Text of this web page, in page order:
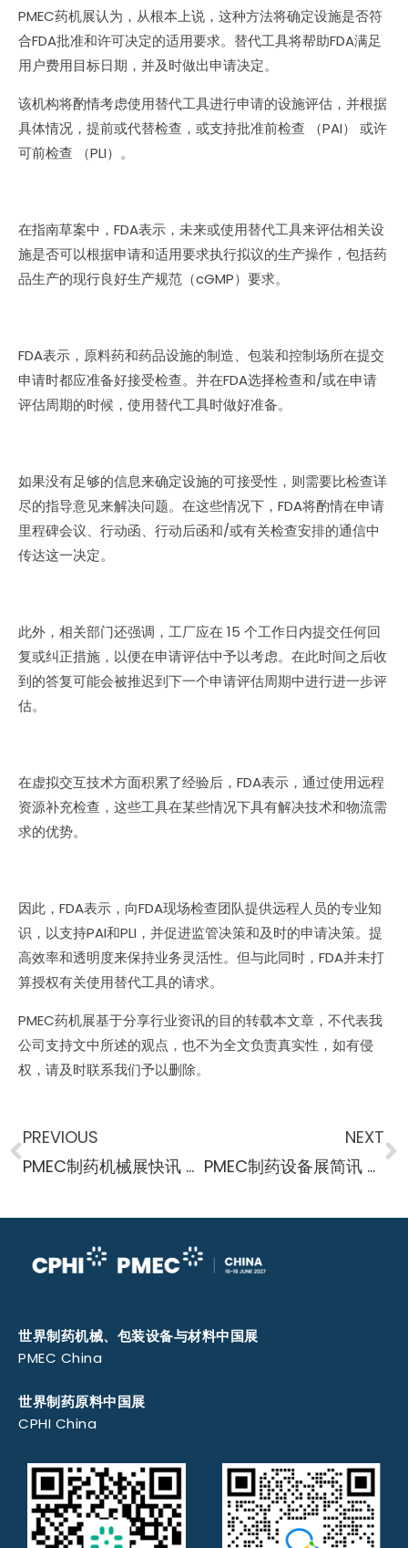
PMEC药机展认为，从根本上说，这种方法将确定设施是否符
合FDA批准和许可决定的适用要求。替代工具将帮助FDA满足
用户费用目标日期，并及时做出申请决定。
该机构将酌情考虑使用替代工具进行申请的设施评估，并根据
具体情况，提前或代替检查，或支持批准前检查 （PAI） 或许
可前检查 （PLI）。
在指南草案中，FDA表示，未来或使用替代工具来评估相关设
施是否可以根据申请和适用要求执行拟议的生产操作，包括药
品生产的现行良好生产规范（cGMP）要求。
FDA表示，原料药和药品设施的制造、包装和控制场所在提交
申请时都应准备好接受检查。并在FDA选择检查和/或在申请
评估周期的时候，使用替代工具时做好准备。
如果没有足够的信息来确定设施的可接受性，则需要比检查详
尽的指导意见来解决问题。在这些情况下，FDA将酌情在申请
里程碑会议、行动函、行动后函和/或有关检查安排的通信中
传达这一决定。
此外，相关部门还强调，工厂应在 15 个工作日内提交任何回
复或纠正措施，以便在申请评估中予以考虑。在此时间之后收
到的答复可能会被推迟到下一个申请评估周期中进行进一步评
估。
在虚拟交互技术方面积累了经验后，FDA表示，通过使用远程
资源补充检查，这些工具在某些情况下具有解决技术和物流需
求的优势。
因此，FDA表示，向FDA现场检查团队提供远程人员的专业知
识，以支持PAI和PLI，并促进监管决策和及时的申请决策。提
高效率和透明度来保持业务灵活性。但与此同时，FDA并未打
算授权有关使用替代工具的请求。
PMEC药机展基于分享行业资讯的目的转载本文章，不代表我
公司支持文中所述的观点，也不为全文负责真实性，如有侵
权，请及时联系我们予以删除。
PREVIOUS
PMEC制药机械展快讯 赛诺菲-杨森合作推进新型大肠杆菌疫苗
NEXT
PMEC制药设备展简讯 葛兰素史克推动实现净零排放
世界制药机械、包装设备与材料中国展
PMEC China
世界制药原料中国展
CPHI China